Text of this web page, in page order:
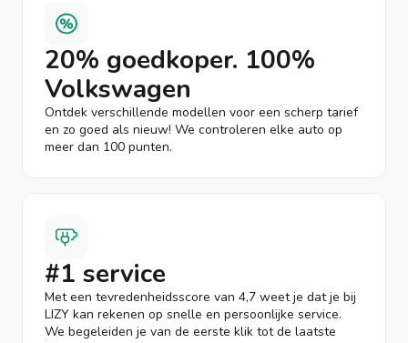
20% goedkoper. 100%
Volkswagen
Ontdek verschillende modellen voor een scherp tarief
en zo goed als nieuw! We controleren elke auto op
meer dan 100 punten.
#1 service
Met een tevredenheidsscore van 4,7 weet je dat je bij
LIZY kan rekenen op snelle en persoonlijke service.
We begeleiden je van de eerste klik tot de laatste